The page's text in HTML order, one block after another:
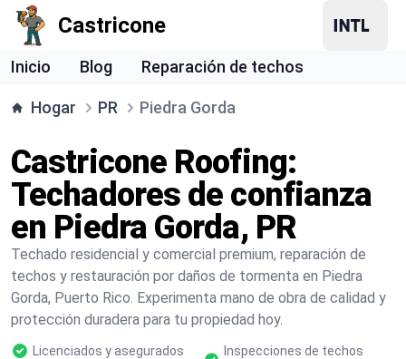
Castricone
Inicio Blog Reparación de techos
Hogar PR Piedra Gorda
Castricone Roofing:
Techadores de confianza
en Piedra Gorda, PR
Techado residencial y comercial premium, reparación de
techos y restauración por daños de tormenta en Piedra
Gorda, Puerto Rico. Experimenta mano de obra de calidad y
protección duradera para tu propiedad hoy.
Licenciados y asegurados
Inspecciones de techos